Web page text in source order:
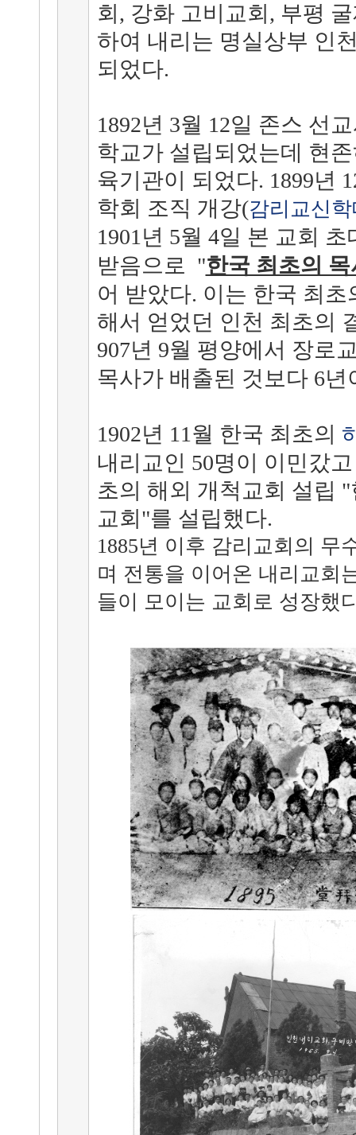
회, 강화 고비교회, 부평
하여 내리는 명실상부 인
되었다.
1892년 3월 12일 존스 선
학교가 설립되었는데 현
육기관이 되었다. 1899년
학회 조직 개강(감리교신
1901년 5월 4일 본 교회
받음으로 "한국 최초의
어 받았다. 이는 한국 최
해서 얻었던 인천 최초의
907년 9월 평양에서 장로
목사가 배출된 것보다 6년
1902년 11월 한국 최초의
내리교인 50명이 이민갔
초의 해외 개척교회 설립
교회"를 설립했다.
1885년 이후 감리교회의 무
며 전통을 이어온 내리교회
들이 모이는 교회로 성장했